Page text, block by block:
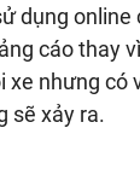
logo
BMW
đã
thay
đổi
thế
dụng
cáo thay
xe nhưng có
sẽ xảy ra.